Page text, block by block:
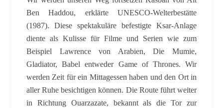
Ben Haddou, erklärte UNESCO-Welterbestätte
(1987). Diese spektakuläre befestigte Ksar-Anlage
diente als Kulisse für Filme und Serien wie zum
Beispiel Lawrence von Arabien, Die Mumie,
Gladiator, Babel entweder Game of Thrones. Wir
werden Zeit für ein Mittagessen haben und den Ort in
aller Ruhe besichtigen können. Die Route führt weiter
in Richtung Ouarzazate, bekannt als die Tor zur